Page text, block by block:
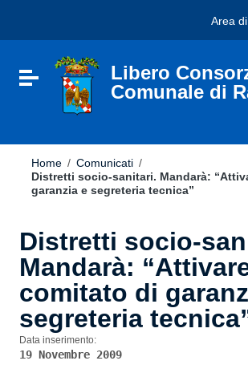
sito
include
Vai al footer
Area
Attiva / disattiva la navigazione
Libero
Comunale di
Home / Comunicati /
Distretti socio-sanitari. Mandarà:
garanzia e segreteria tecnica”
Distretti socio-
Mandarà:
comitato di
segreteria
Data inserimento:
19 Novembre 2009